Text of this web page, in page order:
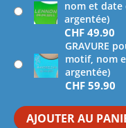
nom et date
argentée)
CHF 49.90
GRAVURE
motif, nom
argentée)
CHF59.90
AJOUTER AU